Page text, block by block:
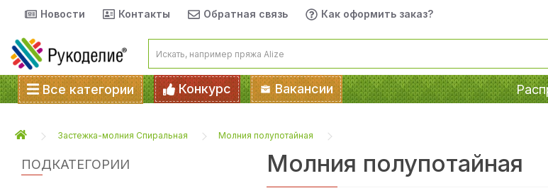
Новости Контакты Обратная связь Как оформить заказ?
Все категории Конкурс Вакансии
Застежка-молния Спиральная Молния полупотайная
ПОДКАТЕГОРИИ Молния полупотайная